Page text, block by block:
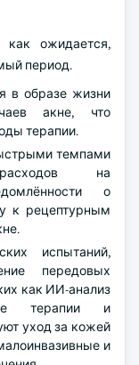
ожидается,
период.
в образе жизни
акне, что
терапии.
темпами
на
о
к рецептурным
испытаний,
передовых
как ИИ-анализ
терапии и
уход за кожей
и